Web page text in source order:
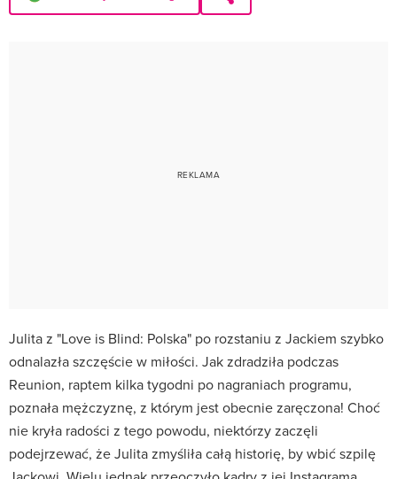
Julita z "Love is Blind: Polska" po rozstaniu z Jackiem szybko
odnalazła szczęście w miłości. Jak zdradziła podczas
Reunion, raptem kilka tygodni po nagraniach programu,
poznała mężczyznę, z którym jest obecnie zaręczona! Choć
nie kryła radości z tego powodu, niektórzy zaczęli
podejrzewać, że Julita zmyśliła całą historię, by wbić szpilę